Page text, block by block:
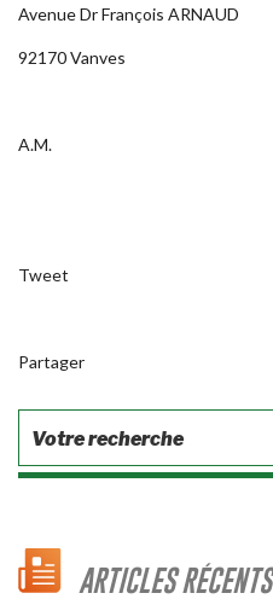
Avenue Dr François ARNAUD
9217­0 Vanves
A.M.
Tweet
Partager
ARTICLES RÉCENTS